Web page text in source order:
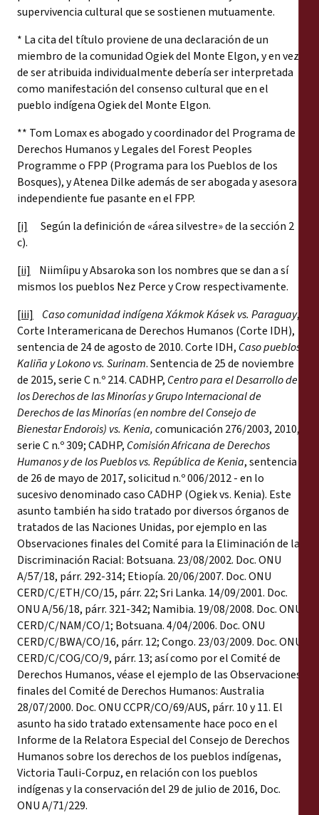
supervivencia cultural que se sostienen mutuamente.
* La cita del título proviene de una declaración de un
miembro de la comunidad Ogiek del Monte Elgon, y en vez
de ser atribuida individualmente debería ser interpretada
como manifestación del consenso cultural que en el
pueblo indígena Ogiek del Monte Elgon.
** Tom Lomax es abogado y coordinador del Programa de
Derechos Humanos y Legales del Forest Peoples
Programme o FPP (Programa para los Pueblos de los
Bosques), y Atenea Dilke además de ser abogada y asesora
independiente fue pasante en el FPP.
[i] Según la definición de «área silvestre» de la sección 2
c).
[ii] Niimíipu y Absaroka son los nombres que se dan a sí
mismos los pueblos Nez Perce y Crow respectivamente.
[iii]
Caso comunidad indígena Xákmok Kásek vs. Paraguay,
Corte Interamericana de Derechos Humanos (Corte IDH),
sentencia de 24 de agosto de 2010. Corte IDH, Caso pueblos
Kaliña y Lokono vs. Surinam. Sentencia de 25 de noviembre
de 2015, serie C n.º 214. CADHP, Centro para el Desarrollo de
los Derechos de las Minorías y Grupo Internacional de
Derechos de las Minorías (en nombre del Consejo de
Bienestar Endorois) vs. Kenia, comunicación 276/2003, 2010,
serie C n.º 309; CADHP, Comisión Africana de Derechos
Humanos y de los Pueblos vs. República de Kenia, sentencia
de 26 de mayo de 2017, solicitud n.º 006/2012 - en lo
sucesivo denominado caso CADHP (Ogiek vs. Kenia). Este
asunto también ha sido tratado por diversos órganos de
tratados de las Naciones Unidas, por ejemplo en las
Observaciones finales del Comité para la Eliminación de la
Discriminación Racial: Botsuana. 23/08/2002. Doc. ONU
A/57/18, párr. 292-314; Etiopía. 20/06/2007. Doc. ONU
CERD/C/ETH/CO/15, párr. 22; Sri Lanka. 14/09/2001. Doc.
ONU A/56/18, párr. 321-342; Namibia. 19/08/2008. Doc. ONU
CERD/C/NAM/CO/1; Botsuana. 4/04/2006. Doc. ONU
CERD/C/BWA/CO/16, párr. 12; Congo. 23/03/2009. Doc. ONU
CERD/C/COG/CO/9, párr. 13; así como por el Comité de
Derechos Humanos, véase el ejemplo de las Observaciones
finales del Comité de Derechos Humanos: Australia
28/07/2000. Doc. ONU CCPR/CO/69/AUS, párr. 10 y 11. El
asunto ha sido tratado extensamente hace poco en el
Informe de la Relatora Especial del Consejo de Derechos
Humanos sobre los derechos de los pueblos indígenas,
Victoria Tauli-Corpuz, en relación con los pueblos
indígenas y la conservación del 29 de julio de 2016, Doc.
ONU A/71/229.